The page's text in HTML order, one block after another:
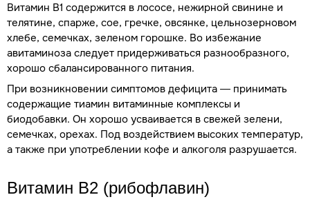
Витамин В1 содержится в лососе, нежирной свинине и
телятине, спарже, сое, гречке, овсянке, цельнозерновом
хлебе, семечках, зеленом горошке. Во избежание
авитаминоза следует придерживаться разнообразного,
хорошо сбалансированного питания.
При возникновении симптомов дефицита — принимать
содержащие тиамин витаминные комплексы и
биодобавки. Он хорошо усваивается в свежей зелени,
семечках, орехах. Под воздействием высоких температур,
а также при употреблении кофе и алкоголя разрушается.
Витамин В2 (рибофлавин)